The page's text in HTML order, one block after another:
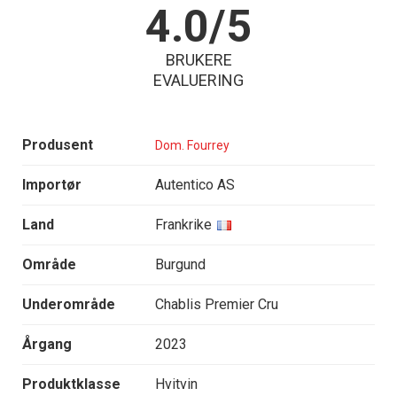
4.0/5
BRUKERE
EVALUERING
Produsent Dom. Fourrey
Importør Autentico AS
Land Frankrike
Område Burgund
Underområde Chablis Premier Cru
Årgang 2023
Produktklasse Hvitvin